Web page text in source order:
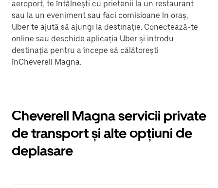
aeroport, te întâlnești cu prietenii la un restaurant
sau la un eveniment sau faci comisioane în oraș,
Uber te ajută să ajungi la destinație. Conectează-te
online sau deschide aplicația Uber și introdu
destinația pentru a începe să călătorești
înCheverell Magna.
Cheverell Magna servicii private
de transport și alte opțiuni de
deplasare